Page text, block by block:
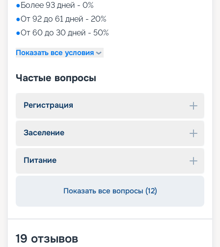
●Более 93 дней - 0%
●От 92 до 61 дней - 20%
●От 60 до 30 дней - 50%
Показать все условия
Частые вопросы
Регистрация
Заселение
Питание
Показать все вопросы (12)
19 отзывов